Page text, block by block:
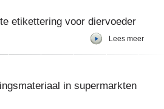
etikettering voor diervoeder
Lees meer
in supermarkten